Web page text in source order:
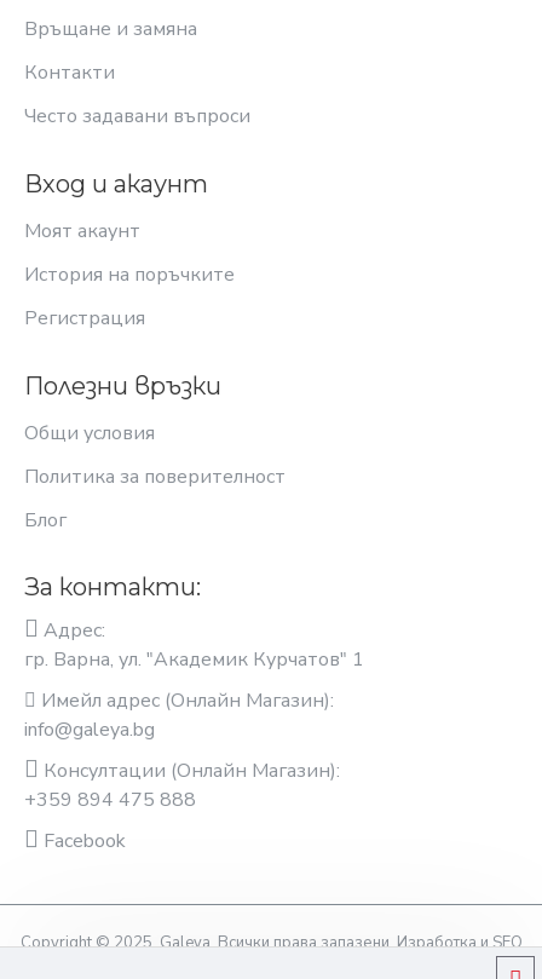
Връщане и замяна
Контакти
Често задавани въпроси
Вход и акаунт
Моят акаунт
История на поръчките
Регистрация
Полезни връзки
Общи условия
Политика за поверителност
Блог
За контакти:
Адрес:
гр. Варна, ул. "Академик Курчатов" 1
Имейл адрес (Онлайн Магазин):
info@galeya.bg
Консултации (Онлайн Магазин):
+359 894 475 888
Facebook
Copyright © 2025, Galeya, Всички права запазени. Изработка и SEO